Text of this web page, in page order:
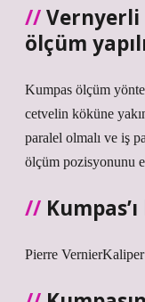
Vernyerli
ölçüm
Kumpas ölçüm
cetvelin köküne
paralel olmalı ve iş
ölçüm pozisyonunu
Pierre VernierKaliper